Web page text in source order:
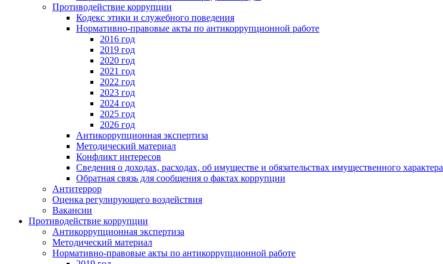
Противодействие коррупции
Кодекс этики и служебного поведения
Нормативно-правовые акты по антикоррупционной работе
2016 год
2019 год
2020 год
2021 год
2022 год
2023 год
2024 год
2025 год
2026 год
Антикоррупционная экспертиза
Методический материал
Конфликт интересов
Сведения о доходах, расходах, об имуществе и обязательствах имущественного характера
Обратная связь для сообщения о фактах коррупции
Антитеррор
Оценка регулирующего воздействия
Вакансии
Противодействие коррупции
Антикоррупционная экспертиза
Методический материал
Нормативно-правовые акты по антикоррупционной работе